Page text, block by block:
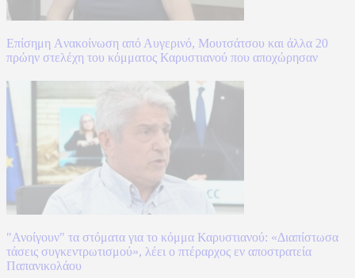
Επίσημη Aνακοίνωση από Αυγερινό, Μουτσάτσου και άλλα 20
πρώην στελέχη του κόμματος Καρυστιανού που αποχώρησαν
"Ανοίγουν" τα στόματα για το κόμμα Καρυστιανού: «Διαπίστωσα
τάσεις συγκεντρωτισμού», λέει ο πτέραρχος εν αποστρατεία
Παπανικολάου